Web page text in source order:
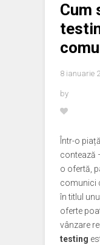
Cum
8 ianuarie
by
Într-o
contează
o ofertă,
comunici
în titlul
oferte
vânzare
testing